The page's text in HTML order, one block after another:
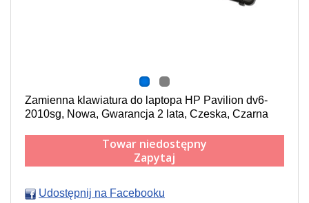
Zamienna klawiatura do laptopa HP Pavilion dv6-
2010sg, Nowa, Gwarancja 2 lata, Czeska, Czarna
Towar niedostępny
Zapytaj
Udostępnij na Facebooku